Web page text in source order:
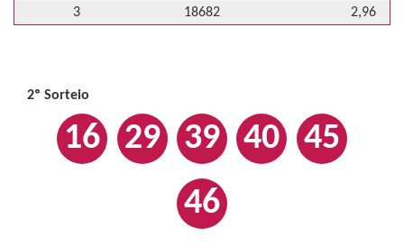
3
18682 2,96
2º Sorteio
16 29 39 40
45
46